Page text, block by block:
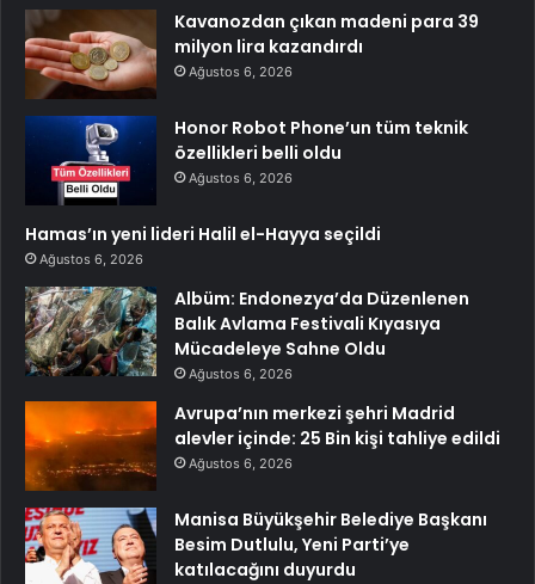
Kavanozdan çıkan madeni para 39
milyon lira kazandırdı
Ağustos 6, 2026
Honor Robot Phone’un tüm teknik
özellikleri belli oldu
Ağustos 6, 2026
Hamas’ın yeni lideri Halil el-Hayya seçildi
Ağustos 6, 2026
Albüm: Endonezya’da Düzenlenen
Balık Avlama Festivali Kıyasıya
Mücadeleye Sahne Oldu
Ağustos 6, 2026
Avrupa’nın merkezi şehri Madrid
alevler içinde: 25 Bin kişi tahliye edildi
Ağustos 6, 2026
Manisa Büyükşehir Belediye Başkanı
Besim Dutlulu, Yeni Parti’ye
katılacağını duyurdu